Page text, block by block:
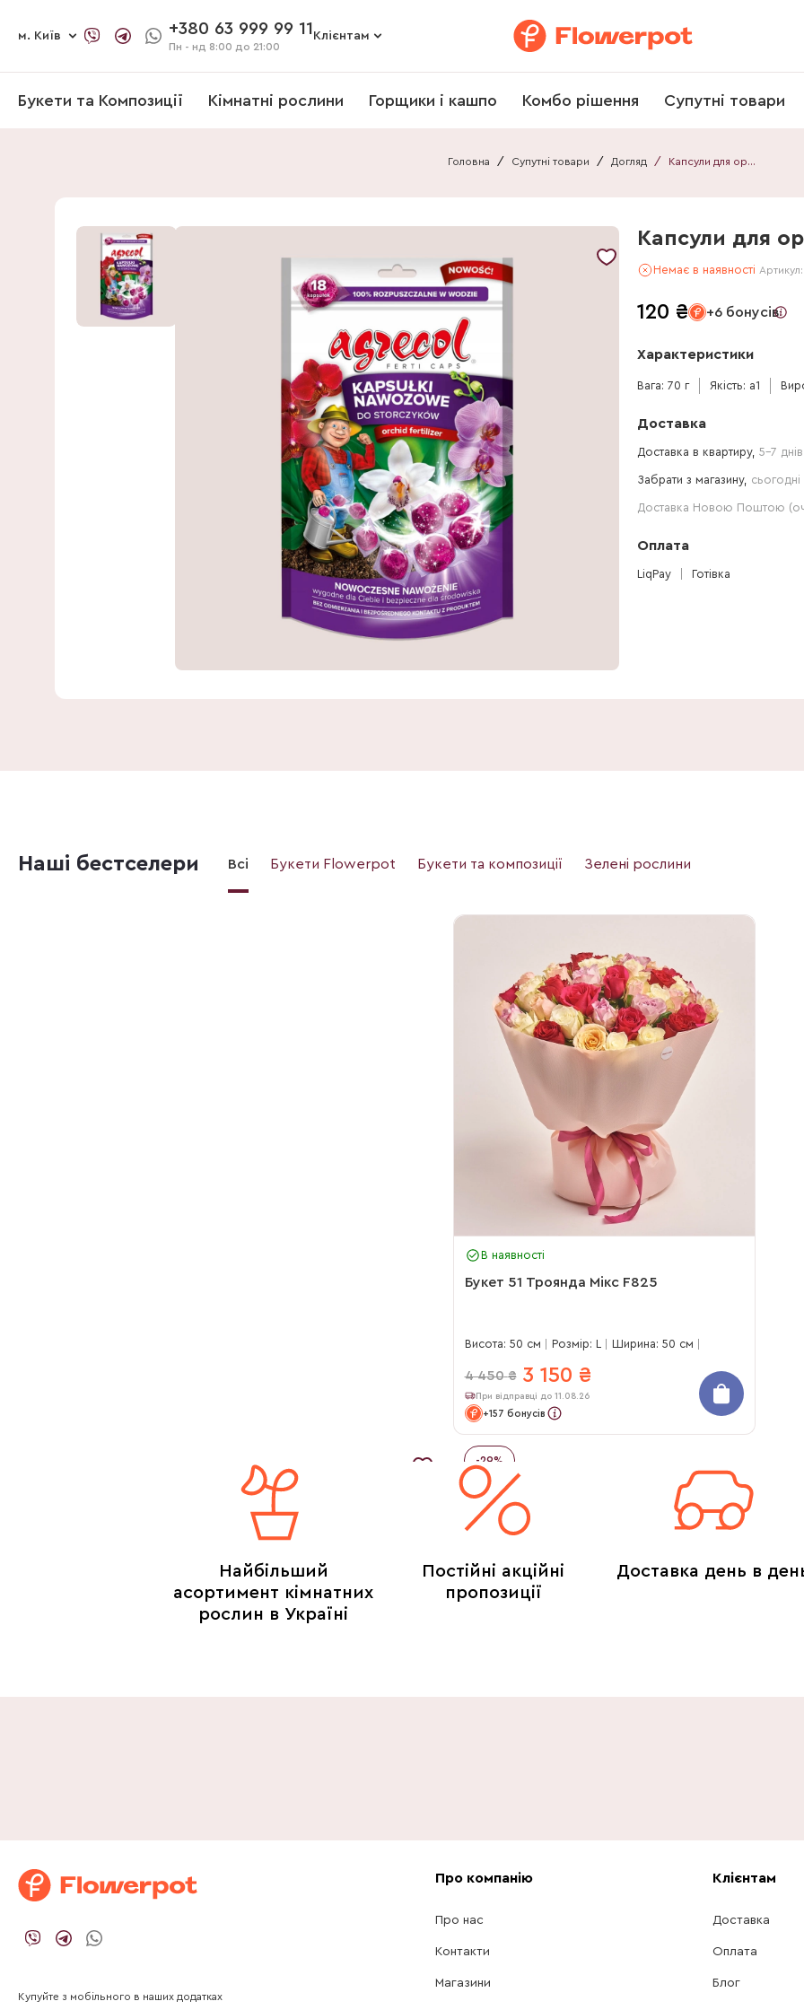
м. Київ +380 63 999 99 11
Пн - нд 8:00 до 21:00
Клієнтам
Букети та Композиції Кімнатні рослини Горщики і кашпо Комбо рішення Супутні товари
Головна / Супутні товари / Догляд / Капсули для орхідей S/18
Капсули для
Немає в наявності Артикул:
120 ₴ +6 бонусів
Характеристики
Вага: 70 г Якість: a1
Доставка
Доставка в квартиру, 5-7 днів
Забрати з магазину,
Доставка Новою Поштою
Оплата
LiqPay Готівка
Наші бестселери Всі Букети Flowerpot Букети та композиції Зелені рослини
В наявності
Букет 51 Троянда Мікс F825
Висота: 50 см Розмір: L Ширина: 50 см
4 450 ₴ 3 150 ₴
При відправці до 11.08.26
+157 бонусів
-29%
Найбільший
асортимент кімнатних
рослин в Україні
Постійні акційні
пропозиції
Доставка день в
Купуйте з мобільного в наших додатках
Про компанію
Про нас
Контакти
Магазини
Клієнтам
Доставка
Оплата
Блог